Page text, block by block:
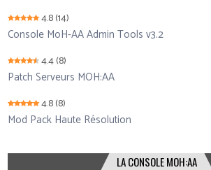
4.8(14)
Console MoH-AA Admin Tools v3.2
4.4(8)
Patch Serveurs MOH:AA
4.8(8)
Mod Pack Haute Résolution
LA CONSOLE MOH:AA